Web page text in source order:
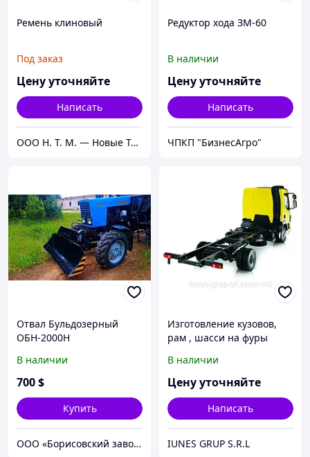
Ремень клиновый
Под заказ
Цену уточняйте
Написать
ООО Н. Т. М. — Новые Технологии Модернизации
Редуктор хода ЗМ-60
В наличии
Цену уточняйте
Написать
ЧПКП "БизнесАгро"
Отвал Бульдозерный
ОБН-2000Н
В наличии
700$
Купить
ООО «Борисовский завод грунторезной техники»
Изготовление кузовов,
рам , шасси на фуры
В наличии
Цену уточняйте
Написать
IUNES GRUP S.R.L